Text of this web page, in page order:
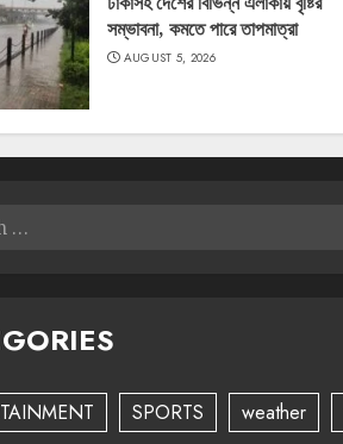
সম্ভাবনা, কমতে পারে তাপমাত্রা
AUGUST 5, 2026
SPORTS weather